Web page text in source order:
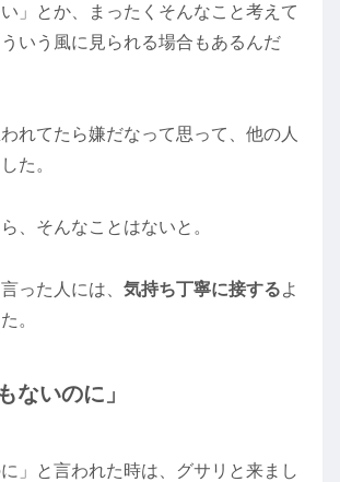
い」とか、まったくそんなこと考えて
いう風に見られる場合もあるんだ
れてたら嫌だなって思って、他の人
た。
、そんなことはないと。
った人には、 気持ち丁寧に接するよ
。
ないのに」
に」と言われた時は、グサリと来まし